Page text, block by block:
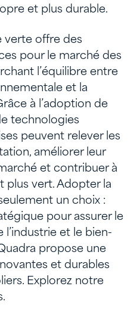
et plus durable.
verte offre des
pour le marché des
l’équilibre entre
et la
à l’adoption de
technologies
peuvent relever les
améliorer leur
et contribuer à
plus vert. Adopter la
un choix :
pour assurer le
et le bien-
propose une
et durables
Explorez notre